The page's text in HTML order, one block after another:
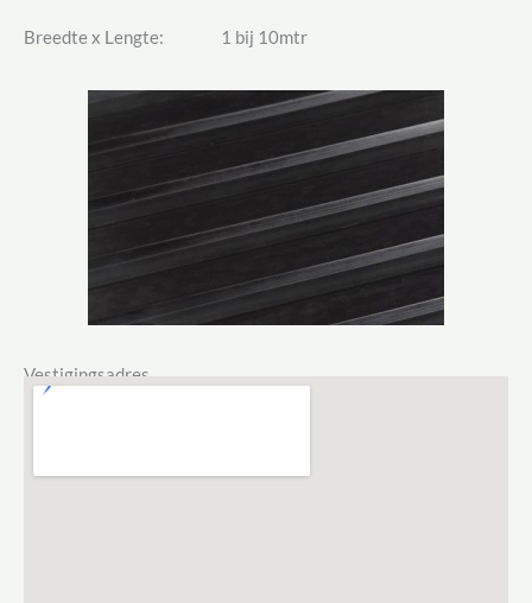
Breedte x Lengte: 1 bij 10mtr
Vestigingsadres